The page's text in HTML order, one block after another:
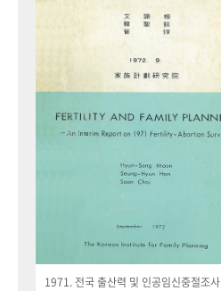
1971. 전국 출산력 및 인공임신중절조사